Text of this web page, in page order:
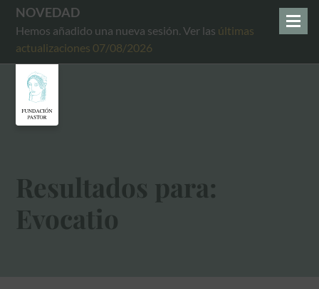
NOVEDAD
Hemos añadido una nueva sesión. Ver las últimas
actualizaciones 07/08/2026
Resultados para:
Evocatio